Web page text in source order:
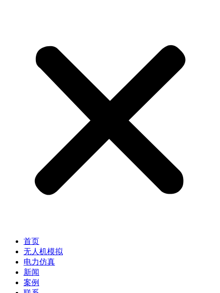
首页
无人机模拟
电力仿真
新闻
案例